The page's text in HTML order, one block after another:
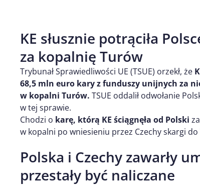
KE słusznie potrąciła
za kopalnię Turów
Trybunał Sprawiedliwości UE (TSUE) orzekł, że
68,5 mln euro kary z funduszy unijnych za
w kopalni Turów. TSUE oddalił odwołanie
w tej sprawie.
Chodzi o karę, którą KE ściągnęła od Polski
w kopalni po wniesieniu przez Czechy skargi do
Polska i Czechy zawarły
przestały być naliczane